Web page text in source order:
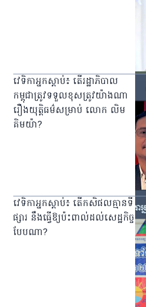
​វេទិកា​អ្នក​ស្ដាប់៖ តើ​រដ្ឋាភិបាល​
កម្ពុជា​ត្រូវ​ទទួល​ខុសត្រូវ​យ៉ាងណា​
រឿង​យុត្តិធម៌​សម្រាប់ លោក លិម
គិមយ៉ា?
វេទិកា​អ្នក​ស្ដាប់​៖ តើ​កសិផល​គ្មាន​ទី
ផ្សារ នឹង​ធ្វើ​ឱ្យ​ប៉ះពាល់​ដល់​សេដ្ឋកិច្ច​
បែប​ណា?